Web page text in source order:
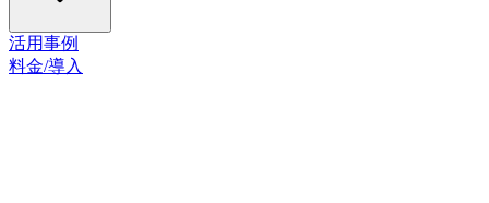
活用事例
料金/導入